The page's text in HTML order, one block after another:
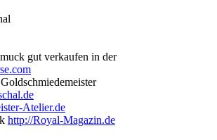
gut verkaufen in der
Atelier.de
http://Royal-Magazin.de